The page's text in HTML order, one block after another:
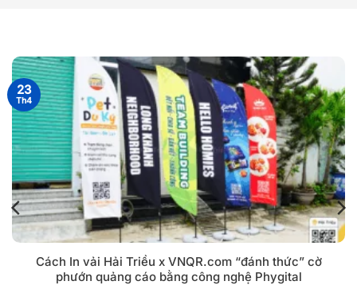
Cách In vải Hải Triều x VNQR.com “đánh thức” cờ
phướn quảng cáo bằng công nghệ Phygital
23
Th4